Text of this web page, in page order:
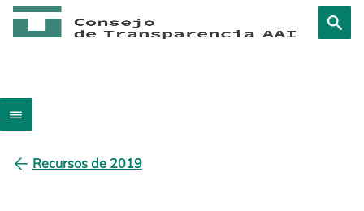
Recursos de 2019